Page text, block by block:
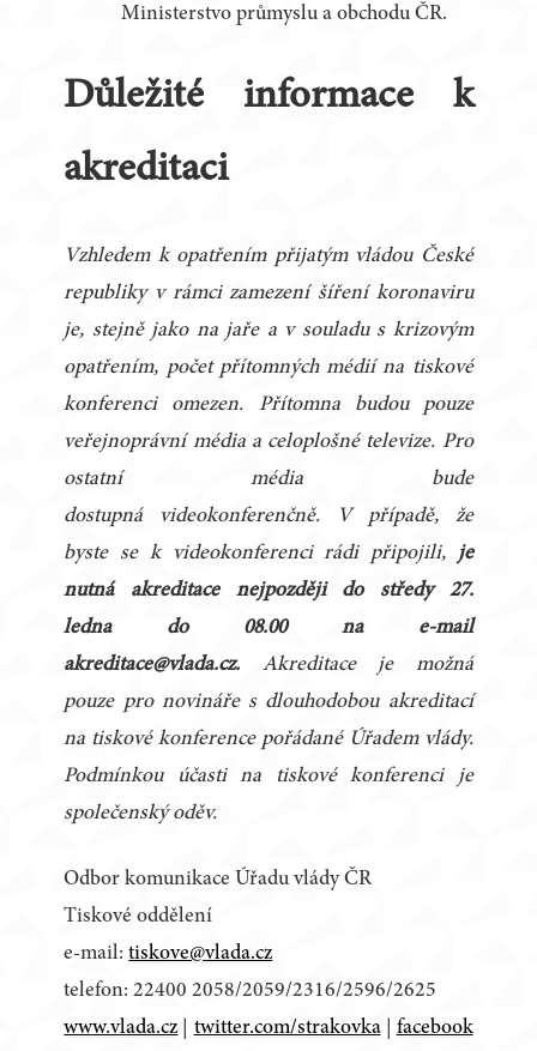
Ministerstvo průmyslu a obchodu ČR.
Důležité informace k
akreditaci
Vzhledem k opatřením přijatým vládou České
republiky v rámci zamezení šíření koronaviru
je, stejně jako na jaře a v souladu s krizovým
opatřením, počet přítomných médií na tiskové
konferenci omezen. Přítomna budou pouze
veřejnoprávní média a celoplošné televize. Pro
ostatní média bude
dostupná videokonferenčně. V případě, že
byste se k videokonferenci rádi připojili, je
nutná akreditace nejpozději do středy 27.
ledna do 08.00 na e-mail
akreditace@vlada.cz. Akreditace je možná
pouze pro novináře s dlouhodobou akreditací
na tiskové konference pořádané Úřadem vlády.
Podmínkou účasti na tiskové konferenci je
společenský oděv.
Odbor komunikace Úřadu vlády ČR
Tiskové oddělení
e-mail:tiskove@vlada.cz
telefon: 22400 2058/2059/2316/2596/2625
www.vlada.cz| twitter.com/strakovka| facebook